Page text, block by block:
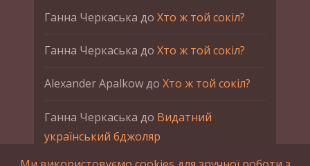
Ганна Черкаська до Хто ж той сокіл?
Ганна Черкаська до Хто ж той сокіл?
Alexander Apalkowдо Хто ж той сокіл?
Ганна Черкаська до Видатний
український бджоляр